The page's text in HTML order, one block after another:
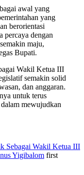
awal yang
yang
berorientasi
percaya dengan
maju,
Bupati.
Wakil Ketua III
semakin solid
dan anggaran.
untuk terus
mewujudkan
Sebagai Wakil Ketua III
Yigibalom first